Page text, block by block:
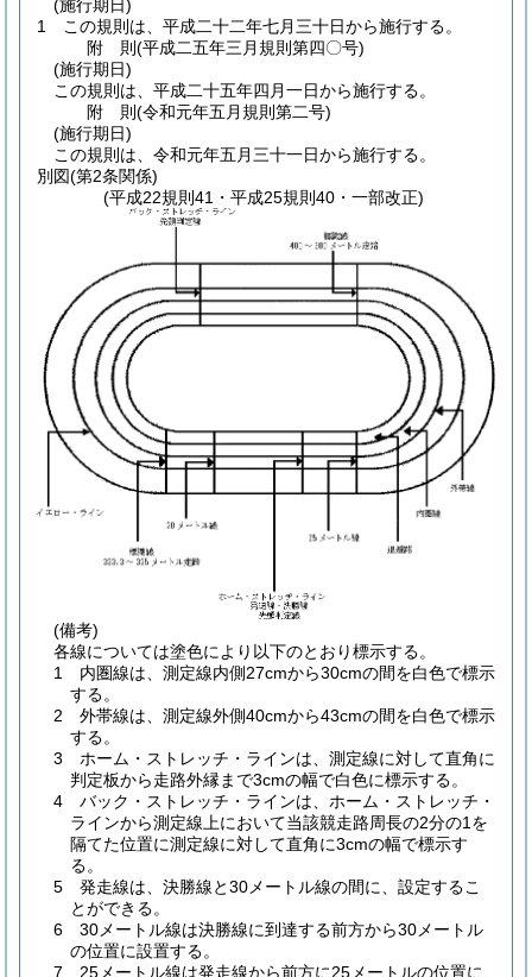
(施行期日)
1
この規則は、平成二十二年七月三十日から施行する。
附 則(平成二五年三月規則第四〇号)
(施行期日)
この規則は、平成二十五年四月一日から施行する。
附 則(令和元年五月規則第二号)
(施行期日)
この規則は、令和元年五月三十一日から施行する。
別図(第2条関係)
(平成22規則41・平成25規則40・一部改正)
(備考)
各線については塗色により以下のとおり標示する。
1 内圏線は、測定線内側27cmから30cmの間を白色で標示
する。
2 外帯線は、測定線外側40cmから43cmの間を白色で標示
する。
3 ホーム・ストレッチ・ラインは、測定線に対して直角に
判定板から走路外縁まで3cmの幅で白色に標示する。
4 バック・ストレッチ・ラインは、ホーム・ストレッチ・
ラインから測定線上において当該競走路周長の2分の1を
隔てた位置に測定線に対して直角に3cmの幅で標示す
る。
5 発走線は、決勝線と30メートル線の間に、設定するこ
とができる。
6 30メートル線は決勝線に到達する前方から30メートル
の位置に設置する。
7 25メートル線は発走線から前方に25メートルの位置に